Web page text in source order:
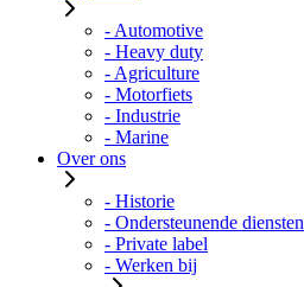
- Automotive
- Heavy duty
- Agriculture
- Motorfiets
- Industrie
- Marine
Over ons
- Historie
- Ondersteunende diensten
- Private label
- Werken bij